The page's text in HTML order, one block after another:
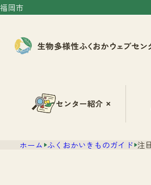
福岡市
センター紹介
ホーム ふくおかいきものガイド 注